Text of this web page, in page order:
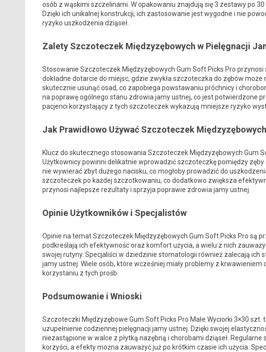
osób z wąskimi szczelinami. W opakowaniu znajdują się 3 zestawy po
Dzięki ich unikalnej konstrukcji, ich zastosowanie jest wygodne i nie
ryzyko uszkodzenia dziąseł.
Zalety Szczoteczek Międzyzębowych w Pielęgnacji
Stosowanie Szczoteczek Międzyzębowych Gum Soft Picks Pro
dokładne dotarcie do miejsc, gdzie zwykła szczoteczka do zębów
skutecznie usunąć osad, co zapobiega powstawaniu próchnicy i
na poprawę ogólnego stanu zdrowia jamy ustnej, co jest potwierdzone
pacjenci korzystający z tych szczoteczek wykazują mniejsze ryzyko
Jak Prawidłowo Używać Szczoteczek
Klucz do skutecznego stosowania Szczoteczek Międzyzębowych Gum
Użytkownicy powinni delikatnie wprowadzić szczoteczkę pomiędzy zęby
nie wywierać zbyt dużego nacisku, co mogłoby prowadzić do
szczoteczek po każdej szczotkowaniu, co dodatkowo zwiększa
przynosi najlepsze rezultaty i sprzyja poprawie zdrowia jamy ustnej.
Opinie Użytkowników i Specjalistów
Opinie na temat Szczoteczek Międzyzębowych Gum Soft Picks Pro są
podkreślają ich efektywność oraz komfort użycia, a wielu z nich
swojej rutyny. Specjaliści w dziedzinie stomatologii również zalecają ich
jamy ustnej. Wiele osób, które wcześniej miały problemy z
korzystaniu z tych prośb.
Podsumowanie i Wnioski
Szczoteczki Międzyzębowe Gum Soft Picks Pro Małe Wyciorki 3×30
uzupełnienie codziennej pielęgnacji jamy ustnej. Dzięki swojej
niezastąpione w walce z płytką nazębną i chorobami dziąseł.
korzyści, a efekty można zauważyć już po krótkim czasie ich użycia.